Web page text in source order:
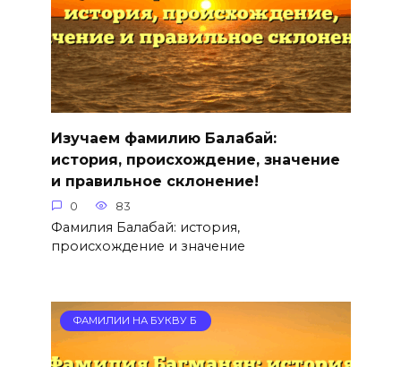
Изучаем фамилию Балабай:
история, происхождение, значение
и правильное склонение!
0 83
Фамилия Балабай: история,
происхождение и значение
ФАМИЛИИ НА БУКВУ Б